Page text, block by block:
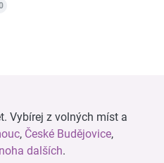
Vybírej z volných míst a
, České Budějovice,
dalších.